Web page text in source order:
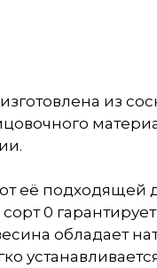
из
её
0
обладает